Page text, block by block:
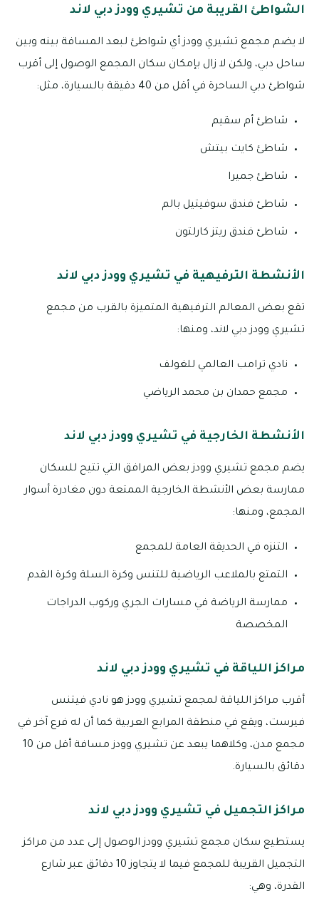
الشواطئ القريبة من تشيري وودز دبي لاند
لا يضم مجمع تشيري وودز أي شواطئ لبعد المسافة بينه وبين
ساحل دبي، ولكن لا زال بإمكان سكان المجمع الوصول إلى أقرب
شواطئ دبي الساحرة في أقل من 40 دقيقة بالسيارة، مثل:
شاطئ أم سقيم
شاطئ كايت بيتش
شاطئ جميرا
شاطئ فندق سوفيتيل بالم
شاطئ فندق ريتز كارلتون
الأنشطة الترفيهية في تشيري وودز دبي لاند
تقع بعض المعالم الترفيهية المتميزة بالقرب من مجمع
تشيري وودز دبي لاند، ومنها:
نادي ترامب العالمي للغولف
مجمع حمدان بن محمد الرياضي
الأنشطة الخارجية في تشيري وودز دبي لاند
يضم مجمع تشيري وودز بعض المرافق التي تتيح للسكان
ممارسة بعض الأنشطة الخارجية الممتعة دون مغادرة أسوار
المجمع، ومنها:
التنزه في الحديقة العامة للمجمع
التمتع بالملاعب الرياضية للتنس وكرة السلة وكرة القدم
ممارسة الرياضة في مسارات الجري وركوب الدراجات
المخصصة
مراكز اللياقة في تشيري وودز دبي لاند
أقرب مراكز اللياقة لمجمع تشيري وودز هو نادي فيتنس
فيرست، ويقع في منطقة المرابع العربية كما أن له فرع آخر في
مجمع مدن، وكلاهما يبعد عن تشيري وودز مسافة أقل من 10
دقائق بالسيارة.
مراكز التجميل في تشيري وودز دبي لاند
يستطيع سكان مجمع تشيري وودز الوصول إلى عدد من مراكز
التجميل القريبة للمجمع فيما لا يتجاوز 10 دقائق عبر شارع
القدرة، وهي: